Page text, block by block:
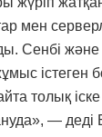
мен
Сенбі және
істеген
толық
— деді